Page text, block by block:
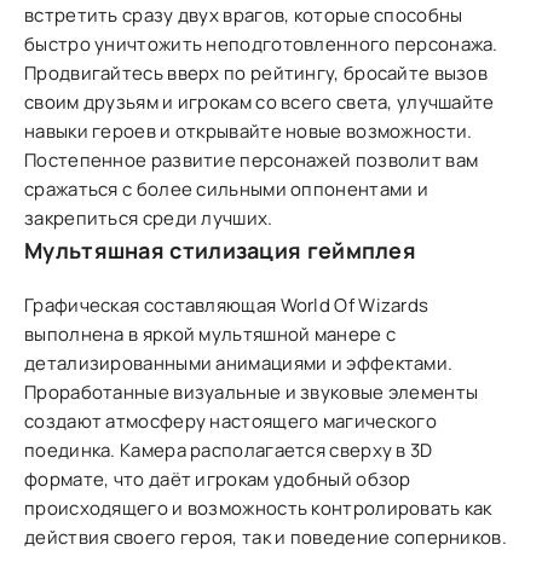
встретить сразу двух врагов, которые способны
быстро уничтожить неподготовленного персонажа.
Продвигайтесь вверх по рейтингу, бросайте вызов
своим друзьям и игрокам со всего света, улучшайте
навыки героев и открывайте новые возможности.
Постепенное развитие персонажей позволит вам
сражаться с более сильными оппонентами и
закрепиться среди лучших.
Мультяшная стилизация геймплея
Графическая составляющая World Of Wizards
выполнена в яркой мультяшной манере с
детализированными анимациями и эффектами.
Проработанные визуальные и звуковые элементы
создают атмосферу настоящего магического
поединка. Камера располагается сверху в 3D
формате, что даёт игрокам удобный обзор
происходящего и возможность контролировать как
действия своего героя, так и поведение соперников.